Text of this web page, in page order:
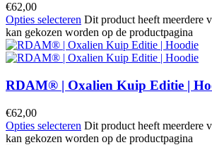
€62,00
Opties selecteren Dit product heeft meerdere
kan gekozen worden op de productpagina
RDAM® | Oxalien Kuip Editie |
€62,00
Opties selecteren Dit product heeft meerdere
kan gekozen worden op de productpagina